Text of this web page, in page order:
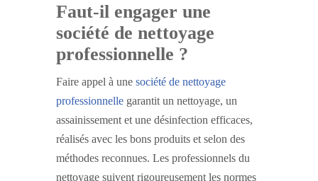
Faut-il engager une
société de nettoyage
professionnelle ?
Faire appel à une société de nettoyage
professionnelle garantit un nettoyage, un
assainissement et une désinfection efficaces,
réalisés avec les bons produits et selon des
méthodes reconnues. Les professionnels du
nettoyage suivent rigoureusement les normes